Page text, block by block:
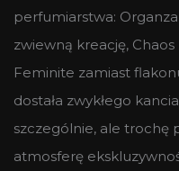
perfumiarstwa:
zwiewną kreację, Chaos
Feminite zamiast
dostała zwykłego
szczególnie, ale trochę
atmosferę